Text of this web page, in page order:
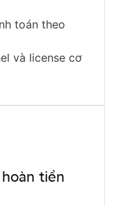
toán theo
và license cơ
tiền